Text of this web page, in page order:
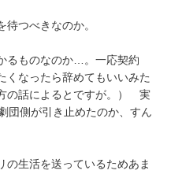
つべきなのか。
るものなのか…。一応契約
くなったら辞めてもいいみた
の話によるとですが。）　実
団側が引き止めたのか、すん
の生活を送っているためあま